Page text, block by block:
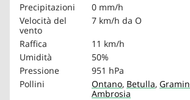
Precipitazioni
0 mm/h
Velocità del
vento
7 km/h da O
Raffica
11 km/h
Umidità
50%
Pressione
951 hPa
Pollini
Ontano, Betulla,
Ambrosia